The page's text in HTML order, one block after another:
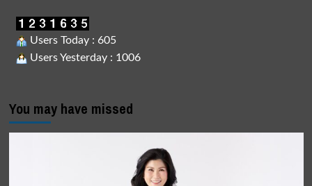
Users Today : 605
Users Yesterday : 1006
You may have missed